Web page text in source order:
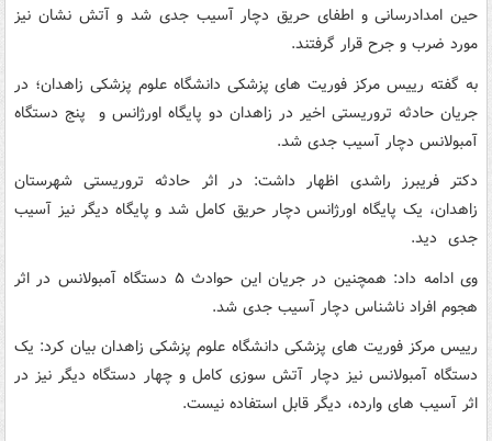
حین امدادرسانی و اطفای حریق دچار آسیب جدی شد و آتش نشان نیز
مورد ضرب و جرح قرار گرفتند.
به گفته رییس مرکز فوریت های پزشکی دانشگاه علوم پزشکی زاهدان؛ در
جریان حادثه تروریستی اخیر در زاهدان دو پایگاه اورژانس و پنج دستگاه
آمبولانس دچار آسیب جدی شد.
دکتر فریبرز راشدی اظهار داشت: در اثر حادثه تروریستی شهرستان
زاهدان، یک پایگاه اورژانس دچار حریق کامل شد و پایگاه دیگر نیز آسیب
جدی دید.
وی ادامه داد: همچنین در جریان این حوادث ۵ دستگاه آمبولانس در اثر
هجوم افراد ناشناس دچار آسیب جدی شد.
رییس مرکز فوریت های پزشکی دانشگاه علوم پزشکی زاهدان بیان کرد: یک
دستگاه آمبولانس نیز دچار آتش سوزی کامل و چهار دستگاه دیگر نیز در
اثر آسیب های وارده، دیگر قابل استفاده نیست.